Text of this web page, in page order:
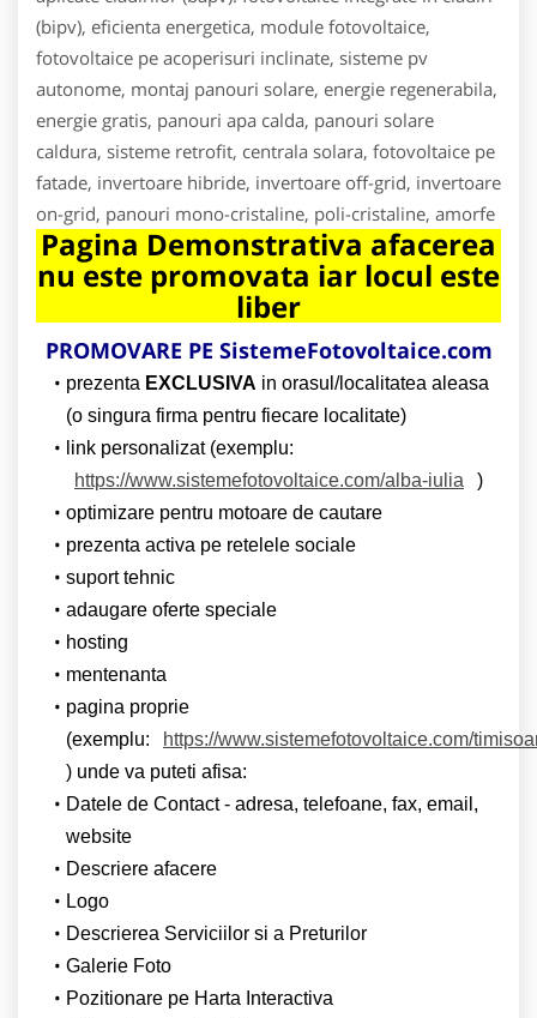
(bipv), eficienta energetica, module fotovoltaice,
fotovoltaice pe acoperisuri inclinate, sisteme pv
autonome, montaj panouri solare, energie regenerabila,
energie gratis, panouri apa calda, panouri solare
caldura, sisteme retrofit, centrala solara, fotovoltaice pe
fatade, invertoare hibride, invertoare off-grid, invertoare
on-grid, panouri mono-cristaline, poli-cristaline, amorfe
Pagina Demonstrativa afacerea
nu este promovata iar locul este
liber
PROMOVARE PE SistemeFotovoltaice.com
prezenta EXCLUSIVA in orasul/localitatea aleasa
(o singura firma pentru fiecare localitate)
link personalizat (exemplu:
https://www.sistemefotovoltaice.com/alba-iulia
)
optimizare pentru motoare de cautare
prezenta activa pe retelele sociale
suport tehnic
adaugare oferte speciale
hosting
mentenanta
pagina proprie
(exemplu:
https://www.sistemefotovoltaice.com/
) unde va puteti afisa:
Datele de Contact - adresa, telefoane, fax, email,
website
Descriere afacere
Logo
Descrierea Serviciilor si a Preturilor
Galerie Foto
Pozitionare pe Harta Interactiva